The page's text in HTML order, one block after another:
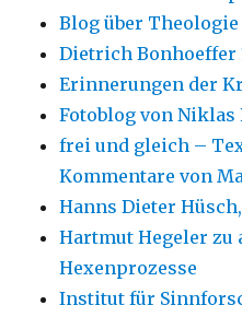
Blog über
Dietrich Bonhoeffer
Erinnerungen der
Fotoblog von Niklas
frei und gleich –
Kommentare von
Hanns Dieter
Hartmut Hegeler zu
Hexenprozesse
Institut für